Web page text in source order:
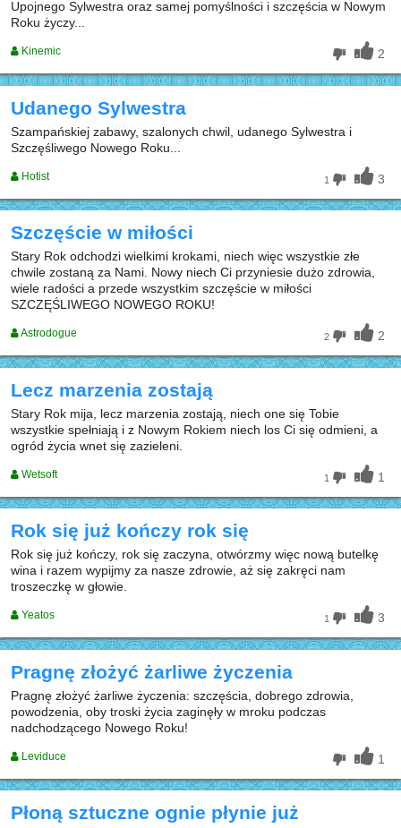
Upojnego Sylwestra oraz samej pomyślności i szczęścia w Nowym
Roku życzy...
Kinemic 2
Udanego Sylwestra
Szampańskiej zabawy, szalonych chwil, udanego Sylwestra i
Szczęśliwego Nowego Roku...
Hotist 1 3
Szczęście w miłości
Stary Rok odchodzi wielkimi krokami, niech więc wszystkie złe
chwile zostaną za Nami. Nowy niech Ci przyniesie dużo zdrowia,
wiele radości a przede wszystkim szczęście w miłości
SZCZĘŚLIWEGO NOWEGO ROKU!
Astrodogue 2 2
Lecz marzenia zostają
Stary Rok mija, lecz marzenia zostają, niech one się Tobie
wszystkie spełniają i z Nowym Rokiem niech los Ci się odmieni, a
ogród życia wnet się zazieleni.
Wetsoft 1 1
Rok się już kończy rok się
Rok się już kończy, rok się zaczyna, otwórzmy więc nową butelkę
wina i razem wypijmy za nasze zdrowie, aż się zakręci nam
troszeczkę w głowie.
Yeatos 1 3
Pragnę złożyć żarliwe życzenia
Pragnę złożyć żarliwe życzenia: szczęścia, dobrego zdrowia,
powodzenia, oby troski życia zaginęły w mroku podczas
nadchodzącego Nowego Roku!
Leviduce 1
Płoną sztuczne ognie płynie już